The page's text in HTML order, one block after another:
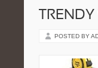
POSTED BY